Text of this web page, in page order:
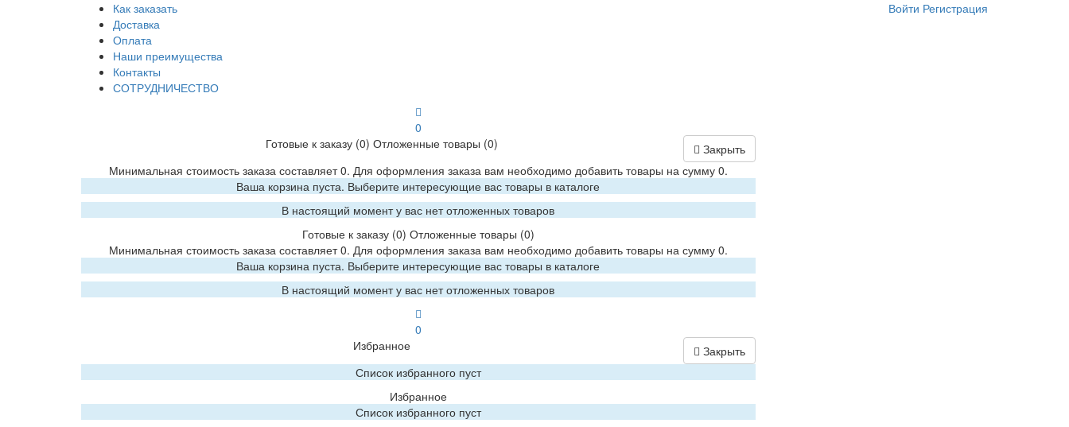
Как заказать
Доставка
Оплата
Наши преимущества
Контакты
СОТРУДНИЧЕСТВО
0
Готовые к заказу (0) Отложенные товары (0)
Закрыть
Минимальная стоимость заказа составляет 0. Для оформления заказа вам необходимо добавить товары на сумму 0.
Ваша корзина пуста. Выберите интересующие вас товары в каталоге
В настоящий момент у вас нет отложенных товаров
Готовые к заказу(0) Отложенные товары (0)
Минимальная стоимость заказа составляет 0. Для оформления заказа вам необходимо добавить товары на сумму 0.
Ваша корзина пуста. Выберите интересующие вас товары в каталоге
В настоящий момент у вас нет отложенных товаров
0
Избранное
Закрыть
Список избранного пуст
Избранное
Список избранного пуст
Войти Регистрация